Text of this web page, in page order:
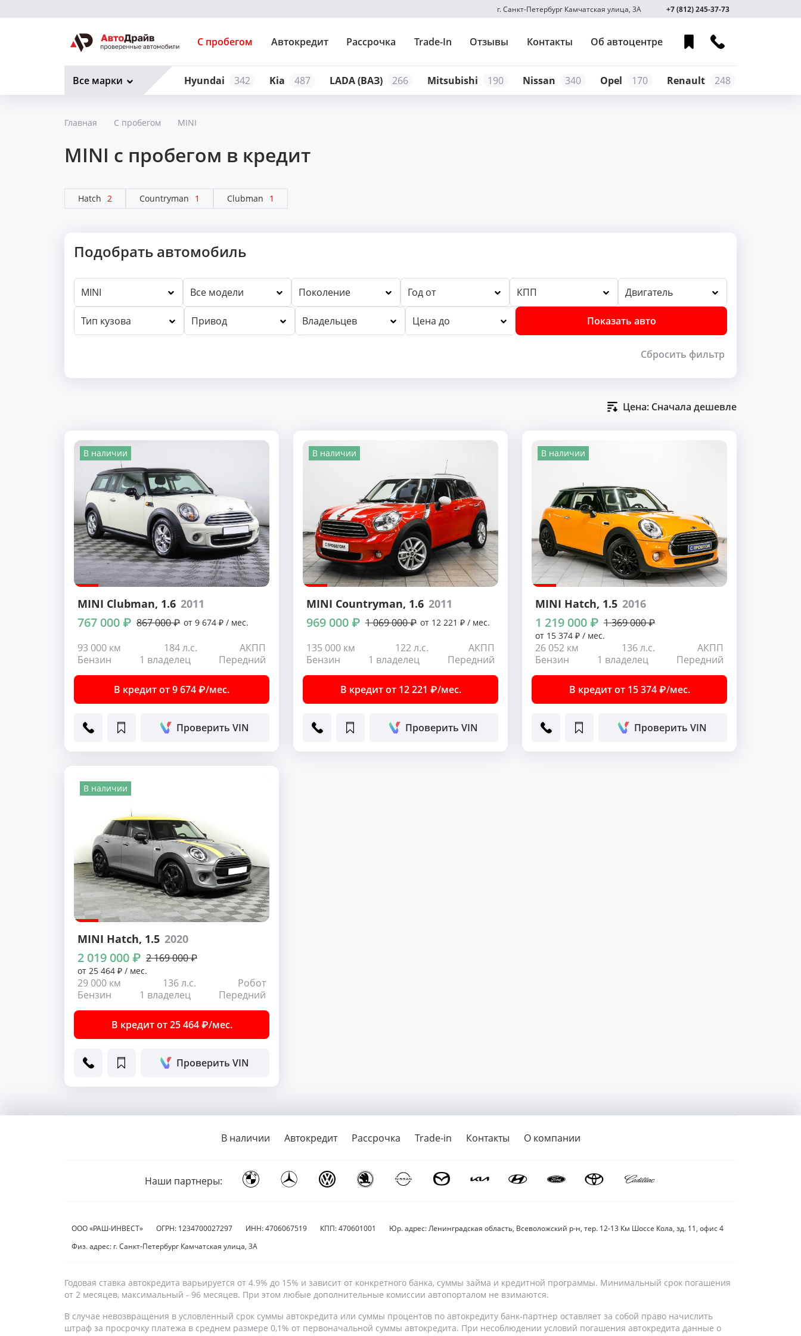
г. Санкт-Петербург Камчатская улица, 3А +7 (812) 245-37-73
С пробегом Автокредит Рассрочка Trade-In Отзывы Контакты Об автоцентре
Hyundai 342 Kia 487 LADA (ВАЗ) 266 Mitsubishi 190 Nissan 340 Opel 170 Renault 248
Все марки
Главная С пробегом MINI
MINI с пробегом в кредит
Hatch 2 Countryman 1 Clubman 1
Подобрать автомобиль
MINI Все модели Поколение Год от КПП Двигатель
Тип кузова Привод Владельцев Цена до Показать авто
Сбросить фильтр
Цена: Сначала дешевле
В наличии
MINI Clubman, 1.6 2011
767 000 ₽ 867 000 ₽ от 9 674 ₽ / мес.
93 000 км 184 л.с.
АКПП
Бензин
1 владелец Передний
В кредит от 9 674 ₽/мес.
Проверить VIN
В наличии
MINI Countryman, 1.6 2011
969 000 ₽ 1 069 000 ₽ от 12 221 ₽ / мес.
135 000 км 122 л.с.
АКПП
Бензин
1 владелец Передний
В кредит от 12 221 ₽/мес.
Проверить VIN
В наличии
MINI Hatch, 1.5 2016
1 219 000 ₽ 1 369 000 ₽
от 15 374 ₽ / мес.
26 052 км 136 л.с.
АКПП
Бензин
1 владелец Передний
В кредит от 15 374 ₽/мес.
Проверить VIN
В наличии
MINI Hatch, 1.5 2020
2 019 000 ₽ 2 169 000 ₽
от 25 464 ₽ / мес.
29 000 км 136 л.с.
Робот
Бензин
1 владелец Передний
В кредит от 25 464 ₽/мес.
Проверить VIN
В наличии Автокредит Рассрочка Trade-in Контакты О компании
Наши партнеры:
ООО «РАШ-ИНВЕСТ» ОГРН: 1234700027297 ИНН: 4706067519 КПП: 470601001
Юр. адрес: Ленинградская область, Всеволожский р-н, тер. 12-13 Км Шоссе Кола, зд. 11, офис 4
Физ. адрес: г. Санкт-Петербург Камчатская улица, 3А
Годовая ставка автокредита варьируется от 4.9% до 15% и зависит от конкретного банка, суммы займа и кредитной программы. Минимальный срок погашения
от 2 месяцев, максимальный - 96 месяцев. При этом любые дополнительные комиссии автопорталом не взимаются.
В случае невозвращения в условленный срок суммы автокредита или суммы процентов по автокредиту банк-партнер оставляет за собой право начислить
штраф за просрочку платежа в среднем размере 0,1% от первоначальной суммы автокредита. При несоблюдении условий погашения автокредита данные о